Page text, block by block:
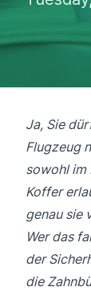
Ja, Sie
Flugzeug
sowohl im
Koffer
genau sie
Wer das
der
die